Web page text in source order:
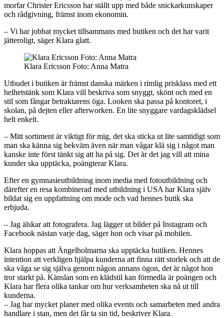
morfar Christer Ericsson har ställt upp med både snickarkunskaper
och rådgivning, främst inom ekonomin.
– Vi har jobbat mycket tillsammans med butiken och det har varit
jätteroligt, säger Klara glatt.
Klara Ericsson Foto: Anna Matra
Utbudet i butiken är främst danska märken i rimlig prisklass med ett
helhetstänk som Klara vill beskriva som snyggt, skönt och med en
stil som fångar betraktarens öga. Looken ska passa på kontoret, i
skolan, på dejten eller afterworken. En lite snyggare vardagsklädsel
helt enkelt.
– Mitt sortiment är viktigt för mig, det ska sticka ut lite samtidigt som
man ska känna sig bekväm även när man vågar klä sig i något man
kanske inte först tänkt sig att ha på sig. Det är det jag vill att mina
kunder ska upptäcka, poängterar Klara.
Efter en gymnasieutbildning inom media med fotoutbildning och
därefter en resa kombinerad med utbildning i USA har Klara själv
bildat sig en uppfattning om mode och vad hennes butik ska
erbjuda.
– Jag älskar att fotografera. Jag lägger ut bilder på Instagram och
Facebook nästan varje dag, säger hon och visar på mobilen.
Klara hoppas att Ängelholmarna ska upptäcka butiken. Hennes
intention att verkligen hjälpa kunderna att finna rätt storlek och att de
ska våga se sig själva genom någon annans ögon, det är något hon
tror starkt på. Känslan som en klädstil kan förmedla är poängen och
Klara har flera olika tankar om hur verksamheten ska nå ut till
kunderna.
– Jag har mycket planer med olika events och samarbeten med andra
handlare i stan, men det får ta sin tid, beskriver Klara.